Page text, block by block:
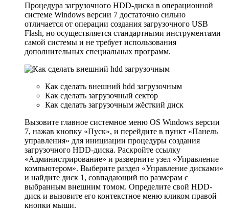
Процедура загрузочного HDD-диска в операционной
системе Windows версии 7 достаточно сильно
отличается от операции создания загрузочного USB
Flash, но осуществляется стандартными инструментами
самой системы и не требует использования
дополнительных специальных программ.
Как сделать внешний hdd загрузочным
Как сделать загрузочный сектор
Как сделать загрузочным жёсткий диск
Вызовите главное системное меню OS Windows версии
7, нажав кнопку «Пуск», и перейдите в пункт «Панель
управления» для инициации процедуры создания
загрузочного HDD-диска. Раскройте ссылку
«Администрирование» и разверните узел «Управление
компьютером». Выберите раздел «Управление дисками»
и найдите диск 1, совпадающий по размерам с
выбранным внешним томом. Определите свой HDD-
диск и вызовите его контекстное меню кликом правой
кнопки мыши.